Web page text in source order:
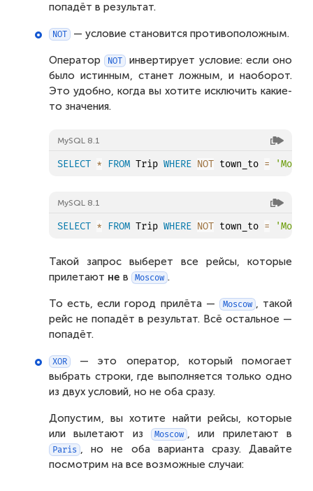
попадёт в результат.
NOT — условие становится противоположным.
Оператор NOT
инвертирует условие: если оно
было истинным, станет ложным, и наоборот.
Это удобно, когда вы хотите исключить какие-
то значения.
MySQL 8.1
SELECT * FROM Trip WHERE NOT town_to =
MySQL 8.1
SELECT * FROM Trip WHERE NOT town_to =
Такой запрос выберет все рейсы, которые
прилетают не в Moscow .
То есть, если город прилёта — Moscow , такой
рейс не попадёт в результат. Всё остальное —
попадёт.
XOR
— это оператор, который помогает
выбрать строки, где выполняется только одно
из двух условий, но не оба сразу.
Допустим, вы хотите найти рейсы, которые
или вылетают из
Moscow , или прилетают в
Paris , но не оба варианта сразу. Давайте
посмотрим на все возможные случаи: